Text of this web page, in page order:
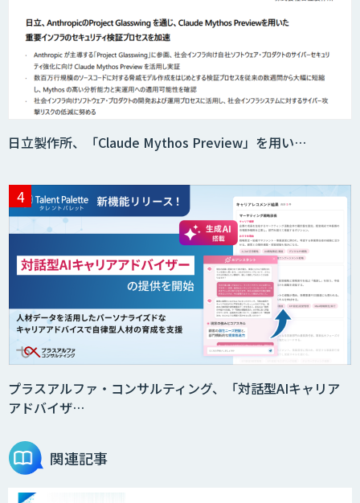
応対品質チェック支援サービス「AI
Log」
コンタクトセンター向け応対支援サービ
ス「AI Dig」
日立製作所、「Claude Mythos Preview」を用い…
プラスアルファ・コンサルティング、「対話型AIキャリア
アドバイザ…
関連記事